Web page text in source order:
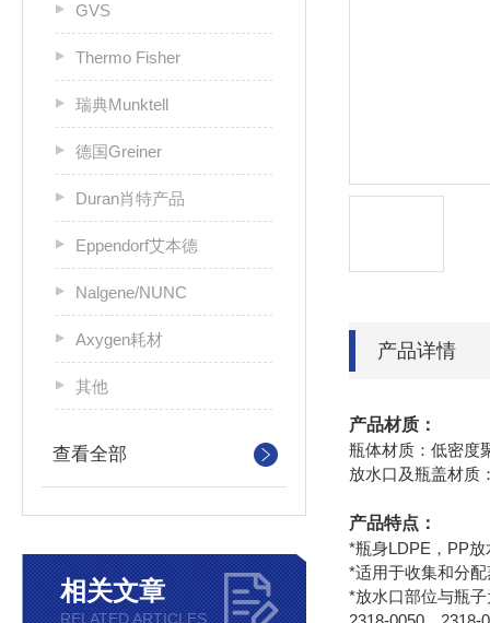
GVS
Thermo Fisher
瑞典Munktell
德国Greiner
Duran肖特产品
Eppendorf艾本德
Nalgene/NUNC
Axygen耗材
其他
查看全部
相关文章
RELATED ARTICLES
产品详情
产品材质：
瓶体材质：低密度
放水口及瓶盖材质
产品特点：
*瓶身LDPE，PP
*适用于收集和分
*放水口部位与瓶